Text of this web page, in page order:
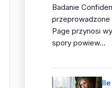
Badanie
Page przynosi
spory powiew...